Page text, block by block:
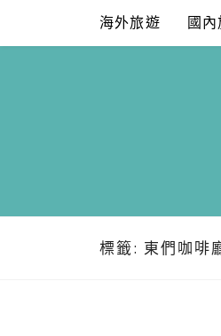
content
海外旅遊 國
標籤: 東們咖啡